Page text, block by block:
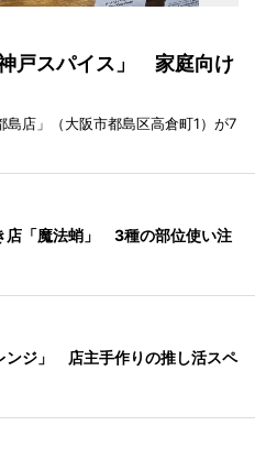
戸スパイス」 家庭向け
店」（大阪市都島区高倉町1）が7
店「魔法蛸」 3種の部位使い注
ンジ」 店主手作りの推し活スペ